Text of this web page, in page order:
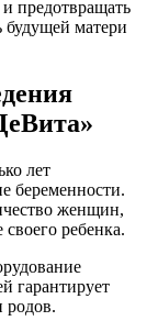
предотвращать
будущей матери
лет
беременности.
женщин,
ребенка.
гарантирует
родов.